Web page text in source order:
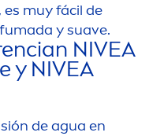
muy fácil de
y suave.
NIVEA
y NIVEA
de agua en